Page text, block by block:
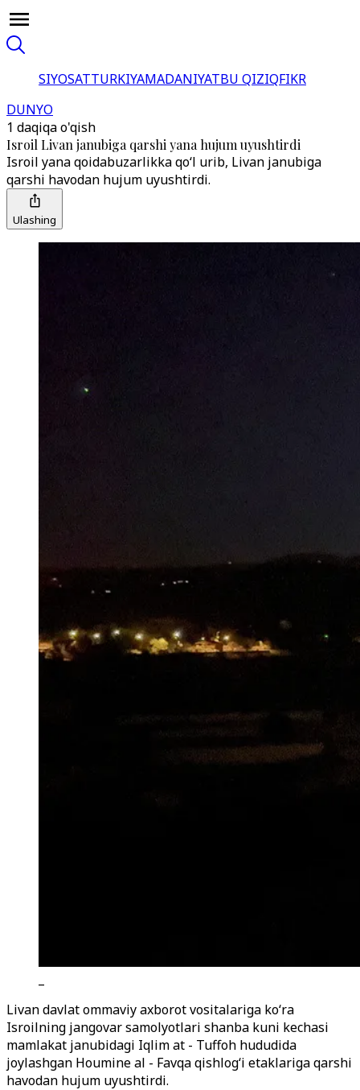
SIYOSATTURKIYAMADANIYATBU QIZIQFIKR
DUNYO
1 daqiqa o'qish
Isroil Livan janubiga qarshi yana hujum uyushtirdi
Isroil yana qoidabuzarlikka qo‘l urib, Livan janubiga
qarshi havodan hujum uyushtirdi.
Ulashing
Livan davlat ommaviy axborot vositalariga ko‘ra
Isroilning jangovar samolyotlari shanba kuni kechasi
mamlakat janubidagi Iqlim at - Tuffoh hududida
joylashgan Houmine al - Favqa qishlog‘i etaklariga qarshi
havodan hujum uyushtirdi.